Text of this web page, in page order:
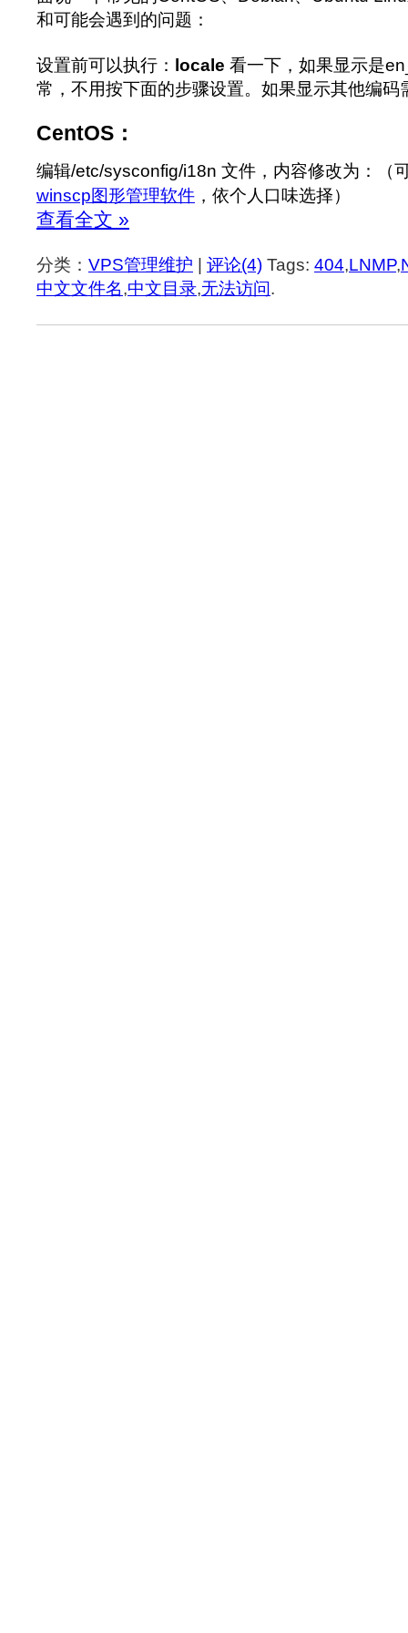
和可能会遇到的问题：
设置前可以执行： locale 看一下，如果显示是
常，不用按下面的步骤设置。如果显示其他编码
CentOS：
编辑/etc/sysconfig/i18n 文件，内容修改为：（
winscp图形管理软件 ，依个人口味选择）
查看全文 »
分类： VPS管理维护 | 评论(4) Tags: 404,LNMP,
中文文件名,中文目录,无法访问.